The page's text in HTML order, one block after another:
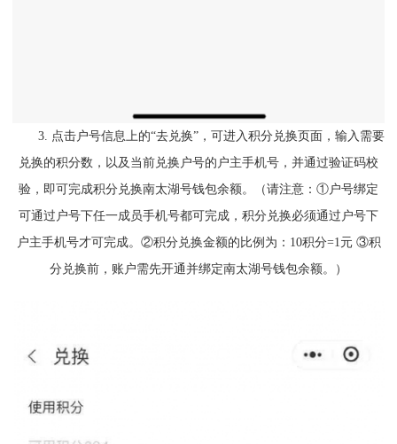
3. 点击户号信息上的“去兑换”，可进入积分兑换页面，输入需要
兑换的积分数，以及当前兑换户号的户主手机号，并通过验证码校
验，即可完成积分兑换南太湖号钱包余额。（请注意：①户号绑定
可通过户号下任一成员手机号都可完成，积分兑换必须通过户号下
户主手机号才可完成。②积分兑换金额的比例为：10积分=1元 ③积
分兑换前，账户需先开通并绑定南太湖号钱包余额。）